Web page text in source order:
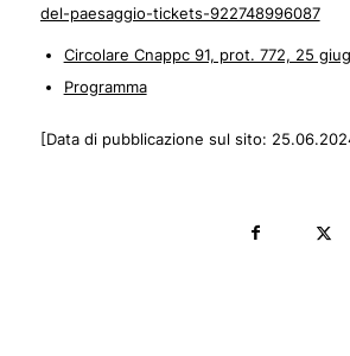
del-paesaggio-tickets-922748996087
Circolare Cnappc 91, prot. 772, 25
Programma
[Data di pubblicazione sul sito: